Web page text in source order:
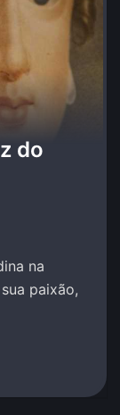
do
na
paixão,